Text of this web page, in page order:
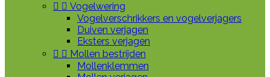
  Vogelwering
Vogelverschrikkers en vogelverjagers
Duiven verjagen
Eksters verjagen
  Mollen bestrijden
Mollenklemmen